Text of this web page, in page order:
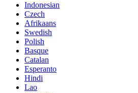
Indonesian
Czech
Afrikaans
Swedish
Polish
Basque
Catalan
Esperanto
Hindi
Lao